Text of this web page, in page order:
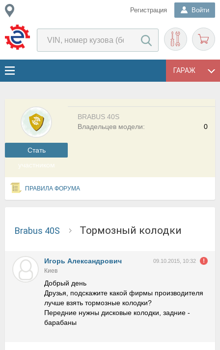
Регистрация Войти
ГАРАЖ
Cтать
участником
BRABUS 40S
0
Владельцев модели:
ПРАВИЛА ФОРУМА
Brabus 40S Тормозный колодки
Игорь Александрович 09.10.2015, 10:32
Киев
Добрый день
Друзья, подскажите какой фирмы производителя
лучше взять тормозные колодки?
Передние нужны дисковые колодки, задние -
барабаны